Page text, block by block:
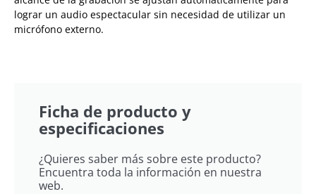
lograr un audio espectacular sin necesidad de utilizar un
micrófono externo.
Ficha de producto y
especificaciones
¿Quieres saber más sobre este producto?
Encuentra toda la información en nuestra
web.